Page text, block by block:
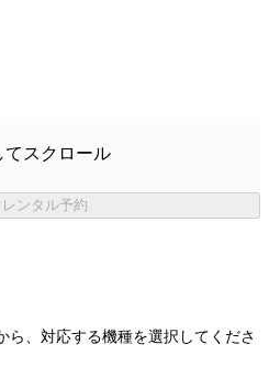
てスクロール
ンタル予約
ら、対応する機種を選択してくださ